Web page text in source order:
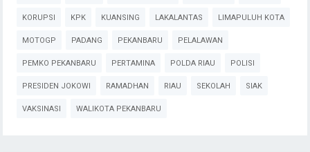
KORUPSI KPK KUANSING LAKALANTAS LIMAPULUH KOTA
MOTOGP PADANG PEKANBARU PELALAWAN
PEMKO PEKANBARU PERTAMINA POLDA RIAU POLISI
PRESIDEN JOKOWI RAMADHAN RIAU SEKOLAH SIAK
VAKSINASI WALIKOTA PEKANBARU